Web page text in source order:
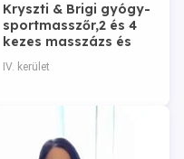
Kryszti & Brigi gyógy-
sportmasszőr,2 és 4
kezes masszázs és
kavitációs
zsírbontás,jakuzzival
IV. kerület